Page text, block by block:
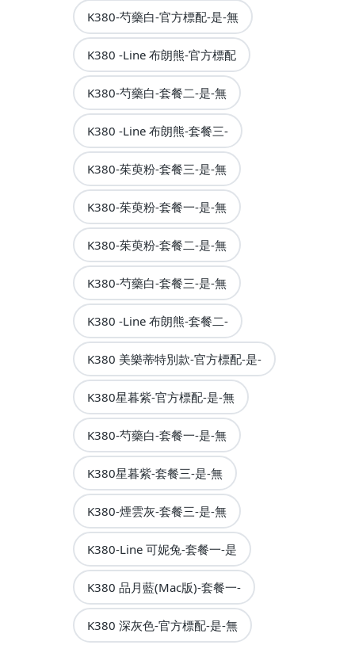
K380-芍藥白-官方標配-是-無
K380 -Line 布朗熊-官方標配
K380-芍藥白-套餐二-是-無
K380 -Line 布朗熊-套餐三-
K380-茱萸粉-套餐三-是-無
K380-茱萸粉-套餐一-是-無
K380-茱萸粉-套餐二-是-無
K380-芍藥白-套餐三-是-無
K380 -Line 布朗熊-套餐二-
K380 美樂蒂特別款-官方標配-是-
K380星暮紫-官方標配-是-無
K380-芍藥白-套餐一-是-無
K380星暮紫-套餐三-是-無
K380-煙雲灰-套餐三-是-無
K380-Line 可妮兔-套餐一-是
K380 品月藍(Mac版)-套餐一-
K380 深灰色-官方標配-是-無